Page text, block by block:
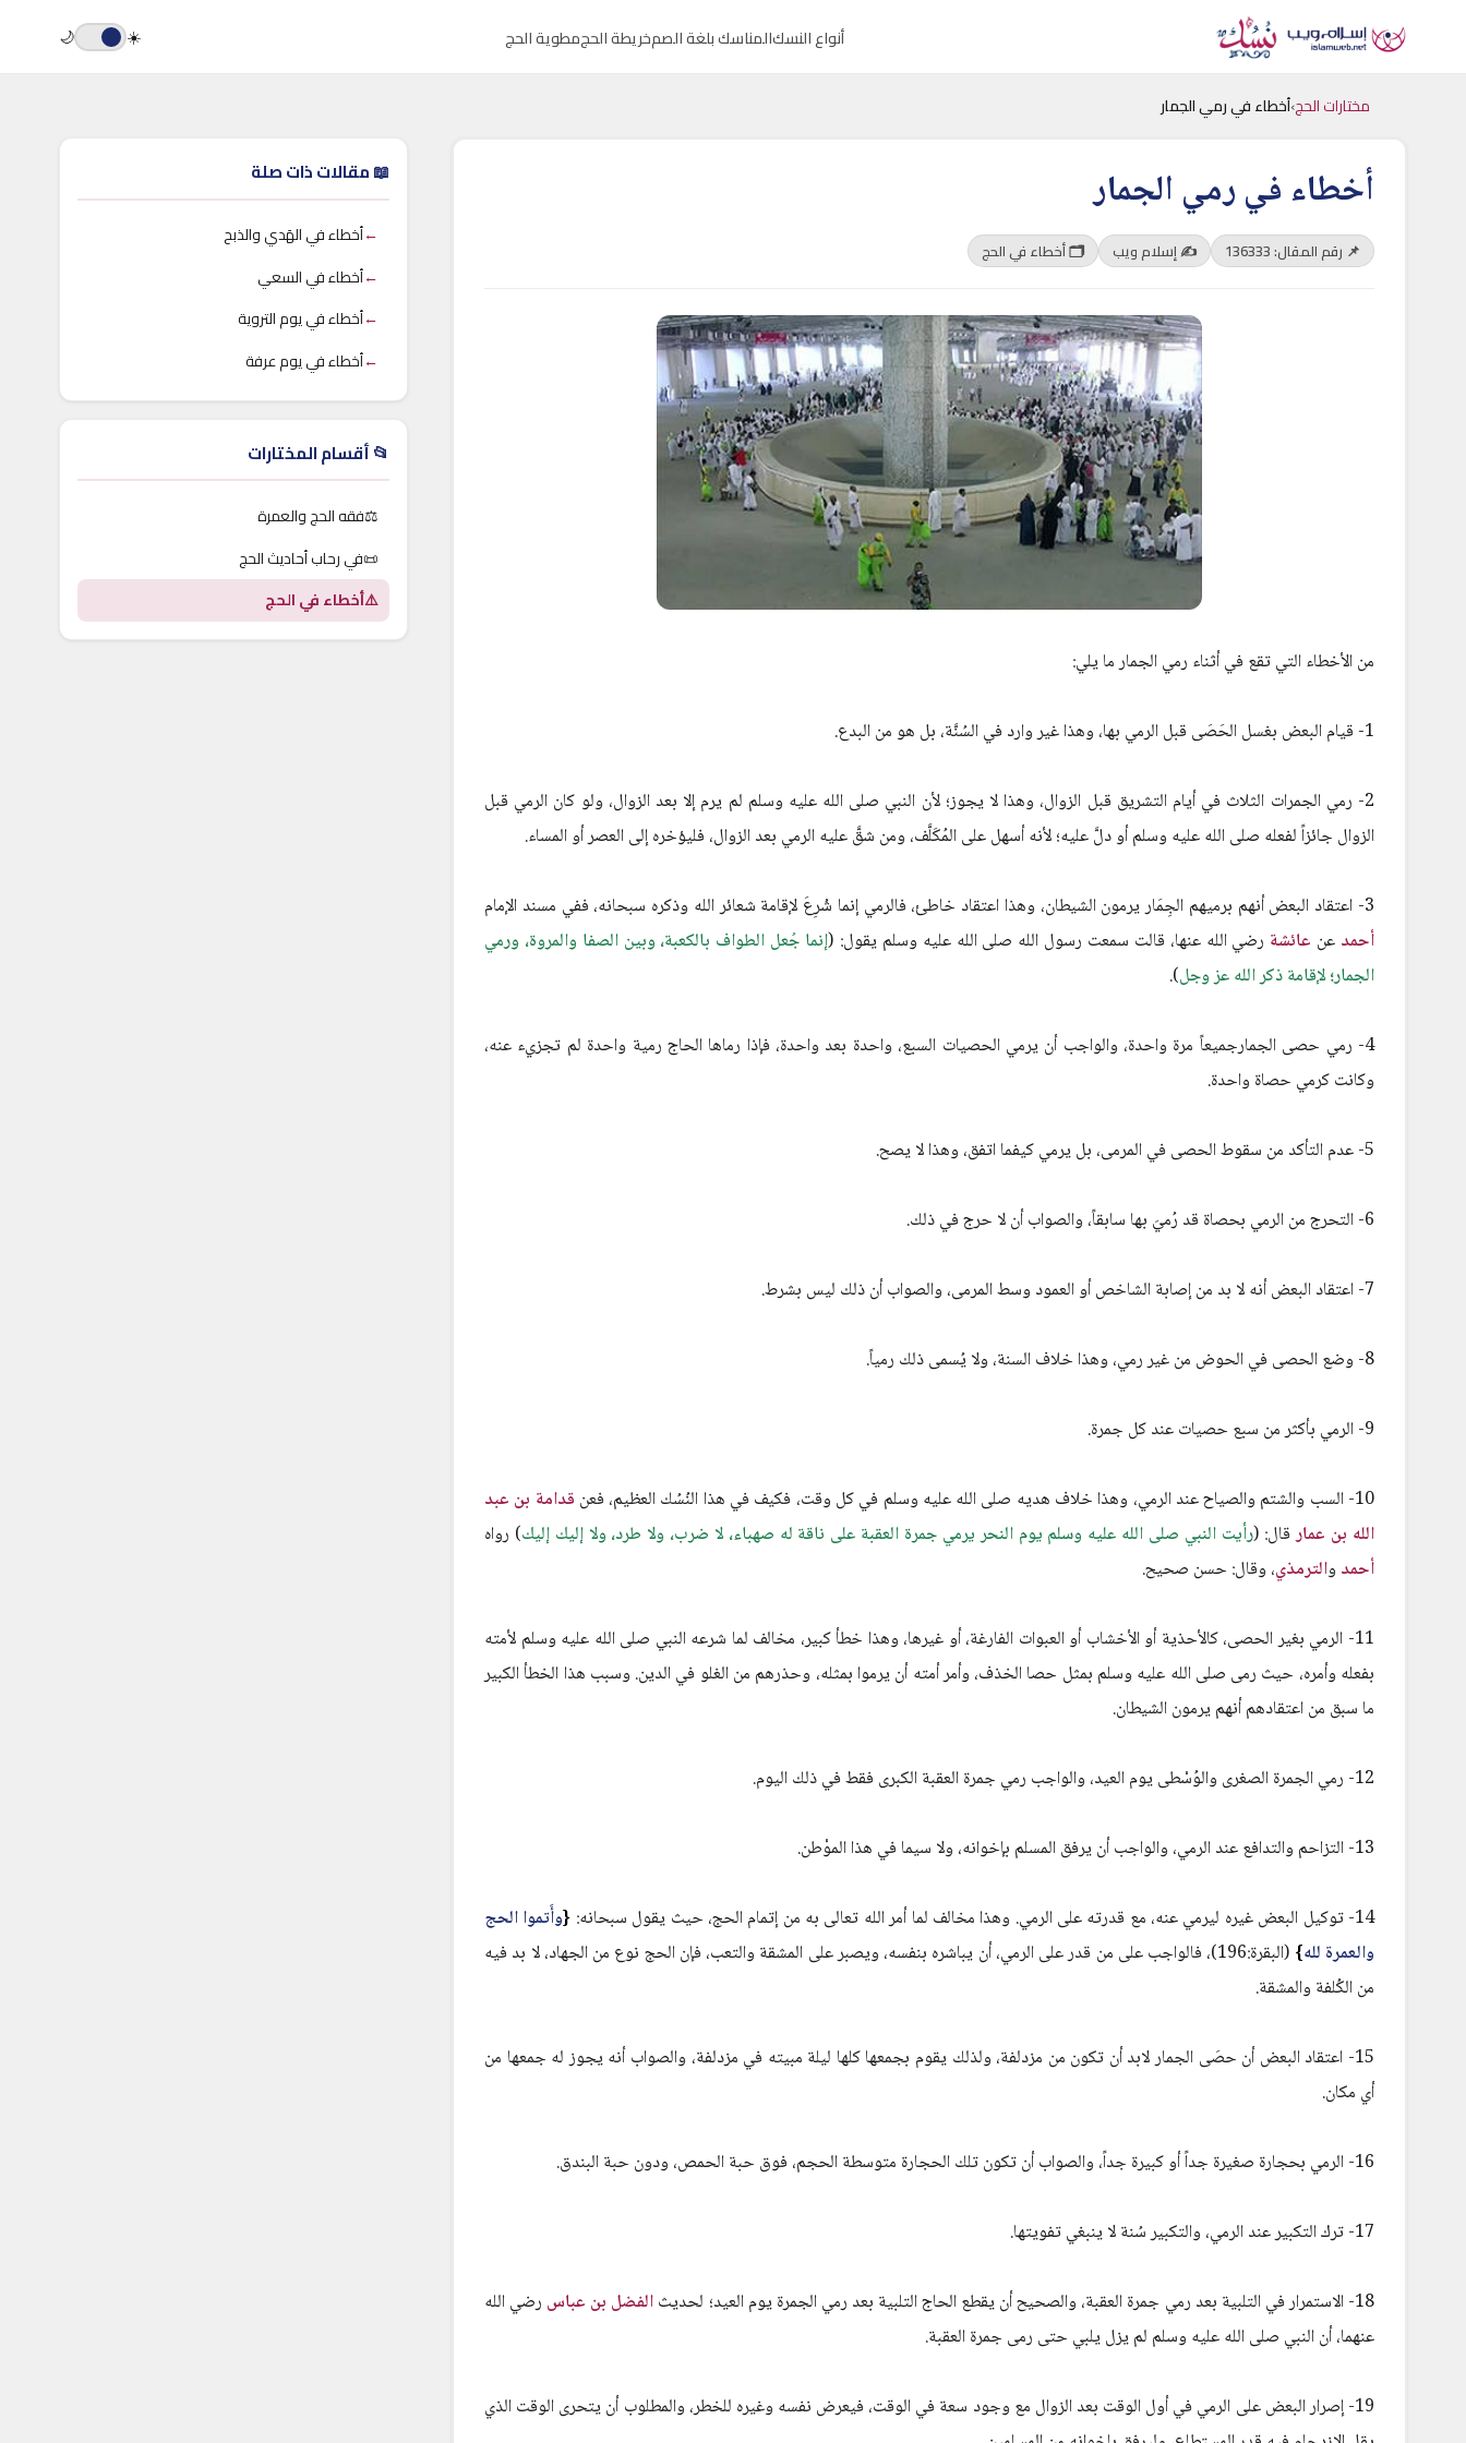
أنواع النسكالمناسك بلغة الصمخريطة الحجمطوية الحج ☀️
🌙
مختارات الحج›أخطاء في رمي الجمار
أخطاء في رمي الجمار
📌 رقم المقال: 136333 ✍️ إسلام ويب 🗂 أخطاء في الحج
من الأخطاء التي تقع في أثناء رمي الجمار ما يلي:
1- قيام البعض بغسل الحَصَى قبل الرمي بها، وهذا غير وارد في السُنَّة، بل هو من البدع.
2- رمي الجمرات الثلاث في أيام التشريق قبل الزوال، وهذا لا يجوز؛ لأن النبي صلى الله عليه وسلم لم يرم إلا بعد الزوال، ولو كان الرمي قبل
الزوال جائزاً لفعله صلى الله عليه وسلم أو دلَّ عليه؛ لأنه أسهل على المُكَلَّف، ومن شقَّ عليه الرمي بعد الزوال، فليؤخره إلى العصر أو المساء.
3- اعتقاد البعض أنهم برميهم الجِمَار يرمون الشيطان، وهذا اعتقاد خاطئ، فالرمي إنما شُرِعَ لإقامة شعائر الله وذكره سبحانه، ففي مسند الإمام
أحمد عن عائشة رضي الله عنها، قالت سمعت رسول الله صلى الله عليه وسلم يقول: (إنما جُعل الطواف بالكعبة، وبين الصفا والمروة، ورمي
الجمار؛ لإقامة ذكر الله عز وجل).
4- رمي حصى الجمارجميعاً مرة واحدة، والواجب أن يرمي الحصيات السبع، واحدة بعد واحدة، فإذا رماها الحاج رمية واحدة لم تجزيء عنه،
وكانت كرمي حصاة واحدة.
5- عدم التأكد من سقوط الحصى في المرمى، بل يرمي كيفما اتفق، وهذا لا يصح.
6- التحرج من الرمي بحصاة قد رُميَ بها سابقاً، والصواب أن لا حرج في ذلك.
7- اعتقاد البعض أنه لا بد من إصابة الشاخص أو العمود وسط المرمى، والصواب أن ذلك ليس بشرط.
8- وضع الحصى في الحوض من غير رمي، وهذا خلاف السنة، ولا يُسمى ذلك رمياً.
9- الرمي بأكثر من سبع حصيات عند كل جمرة.
10- السب والشتم والصياح عند الرمي، وهذا خلاف هديه صلى الله عليه وسلم في كل وقت، فكيف في هذا النُسُك العظيم، فعن
قدامة بن عبد
الله بن عمارقال: (رأيت النبي صلى الله عليه وسلم يوم النحر يرمي جمرة العقبة على ناقة له صهباء، لا ضرب، ولا طرد، ولا إليك إليك) رواه
أحمد والترمذي، وقال: حسن صحيح.
11- الرمي بغير الحصى، كالأحذية أو الأخشاب أو العبوات الفارغة، أو غيرها، وهذا خطأ كبير، مخالف لما شرعه النبي صلى الله عليه وسلم لأمته
بفعله وأمره، حيث رمى صلى الله عليه وسلم بمثل حصا الخذف، وأمر أمته أن يرموا بمثله، وحذرهم من الغلو في الدين. وسبب هذا الخطأ الكبير
ما سبق من اعتقادهم أنهم يرمون الشيطان.
12- رمي الجمرة الصغرى والوُسْطى يوم العيد، والواجب رمي جمرة العقبة الكبرى فقط في ذلك اليوم.
13- التزاحم والتدافع عند الرمي، والواجب أن يرفق المسلم بإخوانه، ولا سيما في هذا الموْطن.
14- توكيل البعض غيره ليرمي عنه، مع قدرته على الرمي. وهذا مخالف لما أمر الله تعالى به من إتمام الحج، حيث يقول سبحانه: {وأَتموا الحج
والعمرة لله}
(البقرة:196)، فالواجب على من قدر على الرمي، أن يباشره بنفسه، ويصبر على المشقة والتعب، فإن الحج نوع من الجهاد، لا بد فيه
من الكُلفة والمشقة.
15- اعتقاد البعض أن حصَى الجمار لابد أن تكون من مزدلفة، ولذلك يقوم بجمعها كلها ليلة مبيته في مزدلفة، والصواب أنه يجوز له جمعها من
أي مكان.
16- الرمي بحجارة صغيرة جداً أو كبيرة جداً، والصواب أن تكون تلك الحجارة متوسطة الحجم، فوق حبة الحمص، ودون حبة البندق.
17- ترك التكبير عند الرمي، والتكبير سُنة لا ينبغي تفويتها.
18- الاستمرار في التلبية بعد رمي جمرة العقبة، والصحيح أن يقطع الحاج التلبية بعد رمي الجمرة يوم العيد؛ لحديث الفضل بن عباس رضي الله
عنهما، أن النبي صلى الله عليه وسلم لم يزل يلبي حتى رمى جمرة العقبة.
19- إصرار البعض على الرمي في أول الوقت بعد الزوال مع وجود سعة في الوقت، فيعرض نفسه وغيره للخطر، والمطلوب أن يتحرى الوقت الذي
📖 مقالات ذات صلة
←أخطاء في الهَدي والذبح
←أخطاء في السعي
←أخطاء في يوم التروية
←أخطاء في يوم عرفة
📂 أقسام المختارات
⚖️فقه الحج والعمرة
📜في رحاب أحاديث الحج
⚠️أخطاء في الحج